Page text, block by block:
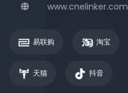
www.cnelinker.com
易联购 淘宝
天猫 抖音